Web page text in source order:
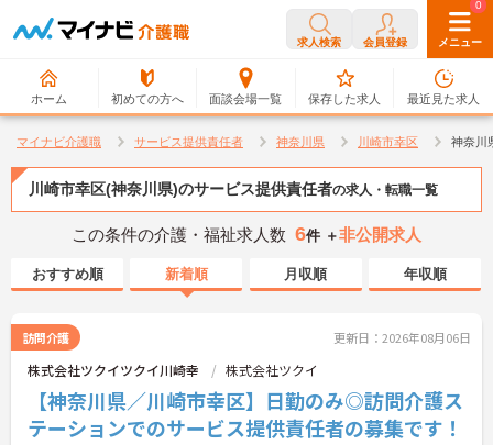
求人検索 会員登録 メニュー
ホーム 初めての方へ 面談会場一覧
0
保存した求人
0
最近見た求人
マイナビ介護職 サービス提供責任者 神奈川県 川崎市幸区 神奈川
川崎市幸区(神奈川県)のサービス提供責任者の求人・転職一覧
この条件の介護・福祉求人数 6件 ＋非公開求人
おすすめ順 新着順 月収順 年収順
訪問介護 更新日：2026年08月06日
株式会社ツクイツクイ川崎幸 株式会社ツクイ
【神奈川県／川崎市幸区】日勤のみ◎訪問介護ス
テーションでのサービス提供責任者の募集です！